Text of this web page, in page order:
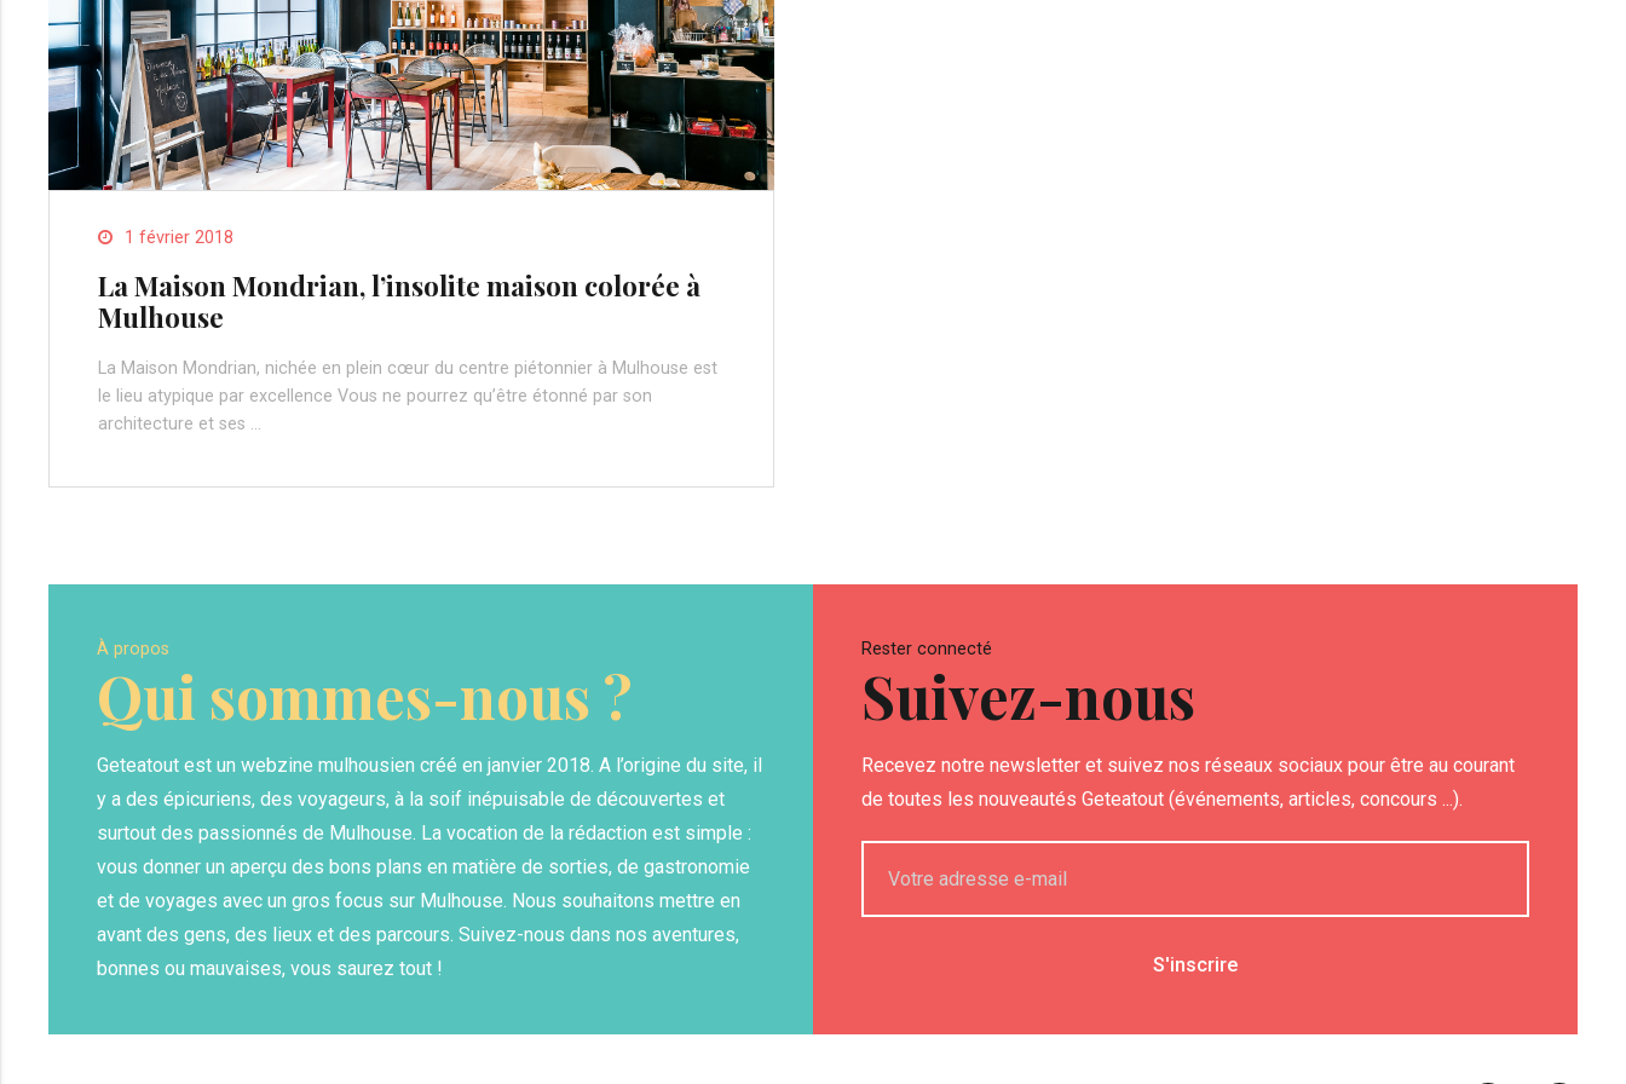
1 février 2018
La Maison Mondrian, l’insolite maison colorée à
Mulhouse
La Maison Mondrian, nichée en plein cœur du centre piétonnier à Mulhouse est
le lieu atypique par excellence Vous ne pourrez qu’être étonné par son
architecture et ses …
À propos
Qui sommes-nous ?
Geteatout est un webzine mulhousien créé en janvier 2018. A l’origine du site, il
y a des épicuriens, des voyageurs, à la soif inépuisable de découvertes et
surtout des passionnés de Mulhouse. La vocation de la rédaction est simple :
vous donner un aperçu des bons plans en matière de sorties, de gastronomie
et de voyages avec un gros focus sur Mulhouse. Nous souhaitons mettre en
avant des gens, des lieux et des parcours. Suivez-nous dans nos aventures,
bonnes ou mauvaises, vous saurez tout !
Rester connecté
Suivez-nous
Recevez notre newsletter et suivez nos réseaux sociaux pour être au courant
de toutes les nouveautés Geteatout (événements, articles, concours ...).